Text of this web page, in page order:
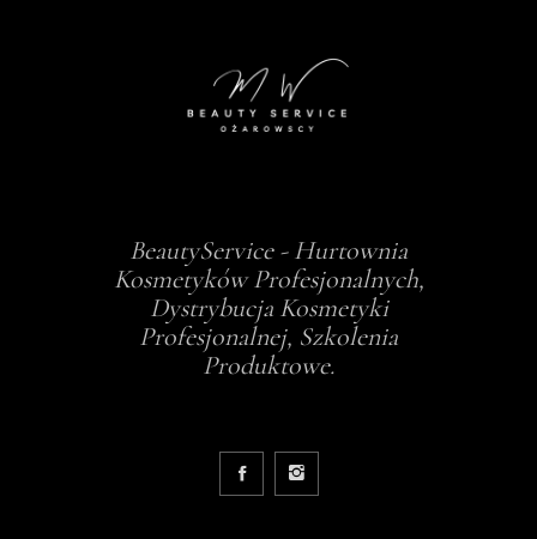
BeautyService - Hurtownia
Kosmetyków Profesjonalnych,
Dystrybucja Kosmetyki
Profesjonalnej, Szkolenia
Produktowe.